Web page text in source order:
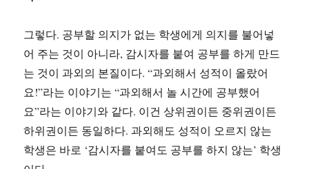
그렇다. 공부할 의지가 없는 학생에게 의지를 불어넣
어 주는 것이 아니라, 감시자를 붙여 공부를 하게 만드
는 것이 과외의 본질이다. “과외해서 성적이 올랐어
요!”라는 이야기는 “과외해서 놀 시간에 공부했어
요”라는 이야기와 같다. 이건 상위권이든 중위권이든
하위권이든 동일하다. 과외해도 성적이 오르지 않는
학생은 바로 ‘감시자를 붙여도 공부를 하지 않는’ 학생